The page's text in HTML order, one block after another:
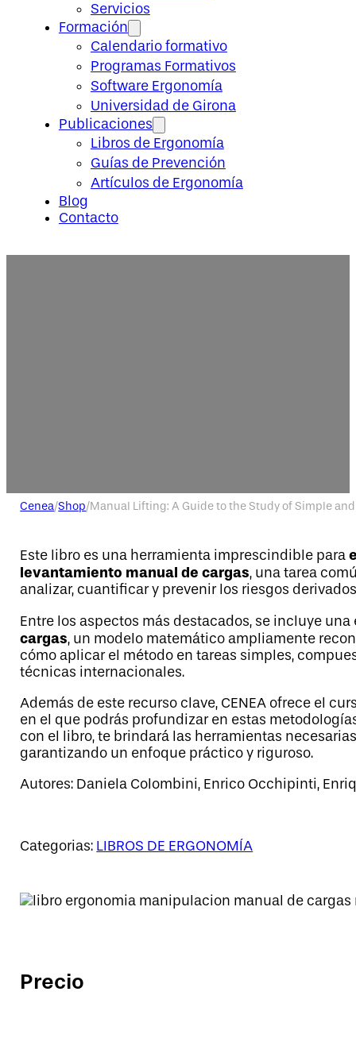
Servicios
Formación
Calendario formativo
Programas Formativos
Software Ergonomía
Universidad de Girona
Publicaciones
Libros de Ergonomía
Guías de Prevención
Artículos de Ergonomía
Blog
Contacto
Cenea/Shop/Manual Lifting: A Guide to the Study of Simple
Este libro es una herramienta imprescindible para
levantamiento manual de cargas, una tarea
analizar, cuantificar y prevenir los riesgos
Entre los aspectos más destacados, se incluye
cargas, un modelo matemático ampliamente
cómo aplicar el método en tareas simples,
técnicas internacionales.
Además de este recurso clave, CENEA ofrece el
en el que podrás profundizar en estas
con el libro, te brindará las herramientas
garantizando un enfoque práctico y riguroso.
Autores: Daniela Colombini, Enrico Occhipinti,
Categorias: LIBROS DE ERGONOMÍA
Precio